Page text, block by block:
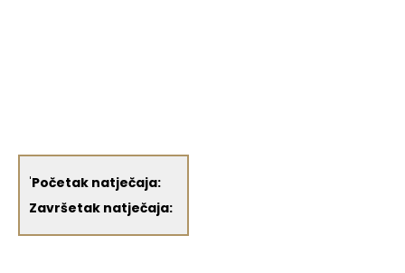
'Početak natječaja:
Završetak natječaja: